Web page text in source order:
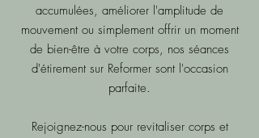
accumulées, améliorer l'amplitude de
mouvement ou simplement offrir un moment
de bien-être à votre corps, nos séances
d'étirement sur Reformer sont l'occasion
parfaite.
Rejoignez-nous pour revitaliser corps et